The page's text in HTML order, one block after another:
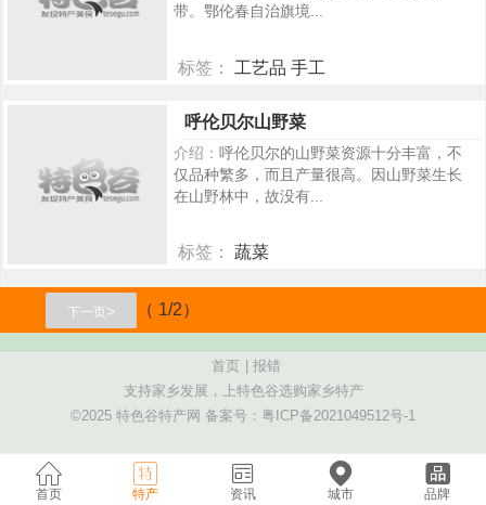
带。鄂伦春自治旗境...
标签： 工艺品 手工
呼伦贝尔山野菜
介绍： 呼伦贝尔的山野菜资源十分丰富，不
仅品种繁多，而且产量很高。因山野菜生长
在山野林中，故没有...
标签： 蔬菜
372
下一页 > （ 1/2）
首页 特产 资讯 城市 品牌
首页 | 报错
支持家乡发展，上特色谷选购家乡特产
©2025 特色谷特产网 备案号： 粤ICP备2021049512号-1